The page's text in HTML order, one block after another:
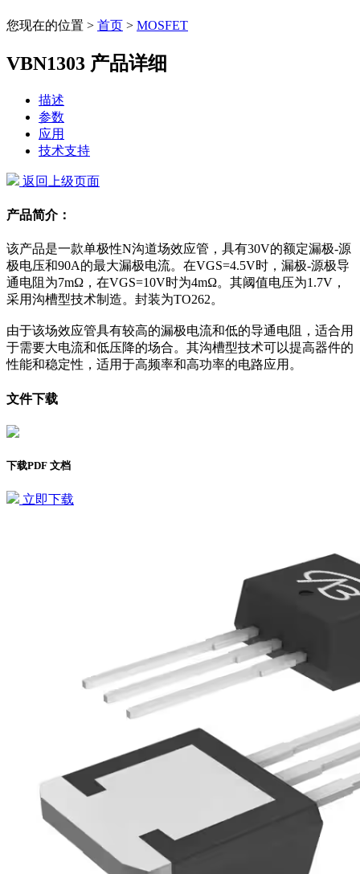
您现在的位置 > 首页 > MOSFET
VBN1303 产品详细
描述
参数
应用
技术支持
返回上级页面
产品简介：
该产品是一款单极性N沟道场效应管，具有30V的额定漏极-源
极电压和90A的最大漏极电流。在VGS=4.5V时，漏极-源极导
通电阻为7mΩ，在VGS=10V时为4mΩ。其阈值电压为1.7V，
采用沟槽型技术制造。封装为TO262。
由于该场效应管具有较高的漏极电流和低的导通电阻，适合用
于需要大电流和低压降的场合。其沟槽型技术可以提高器件的
性能和稳定性，适用于高频率和高功率的电路应用。
文件下载
下载PDF 文档
立即下载